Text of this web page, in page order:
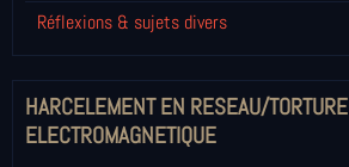
Réflexions & sujets divers
HARCELEMENT EN RESEAU/TORTURE
ELECTROMAGNETIQUE